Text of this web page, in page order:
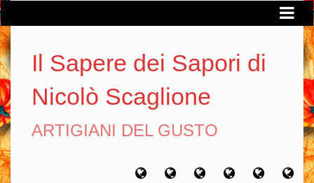
Il Sapere dei Sapori di
Nicolò Scaglione
ARTIGIANI DEL GUSTO
Home Chi
ArtigianiViaggi Filosofia